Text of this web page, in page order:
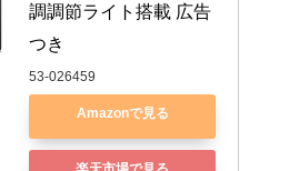
調調節ライト搭載 広告
つき
53-026459
Amazonで見る